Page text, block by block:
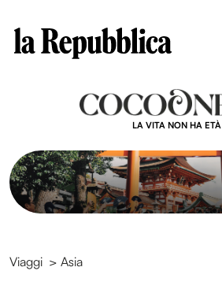
LA VITA NON HA ETÀ
Viaggi > Asia